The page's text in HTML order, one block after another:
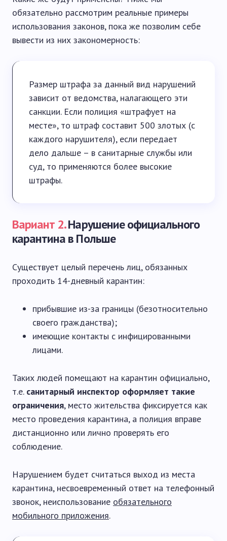
обязательно рассмотрим реальные примеры
использования законов, пока же позволим себе
вывести из них закономерность:
Размер штрафа за данный вид нарушений
зависит от ведомства, налагающего эти
санкции. Если полиция «штрафует на
месте», то штраф составит 500 злотых (с
каждого нарушителя), если передает
дело дальше – в санитарные службы или
суд, то применяются более высокие
штрафы.
Вариант 2.Нарушение официального
карантина в Польше
Существует целый перечень лиц, обязанных
проходить 14-дневный карантин:
прибывшие из-за границы (безотносительно
своего гражданства);
имеющие контакты с инфицированными
лицами.
Таких людей помещают на карантин официально,
т.е. санитарный инспектор оформляет такие
ограничения, место жительства фиксируется как
место проведения карантина, а полиция вправе
дистанционно или лично проверять его
соблюдение.
Нарушением будет считаться выход из места
карантина, несвоевременный ответ на телефонный
звонок, неиспользование обязательного
мобильного приложения.